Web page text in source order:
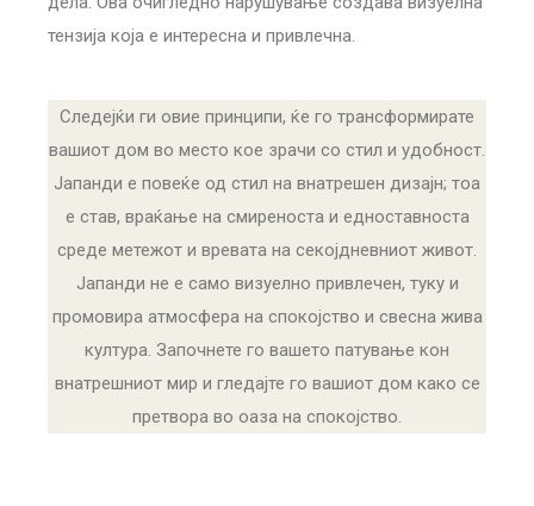
тензија која е интересна и привлечна.
Следејќи ги овие принципи, ќе го трансформирате
вашиот дом во место кое зрачи со стил и удобност.
Јапанди е повеќе од стил на внатрешен дизајн; тоа
е став, враќање на смиреноста и едноставноста
среде метежот и вревата на секојдневниот живот.
Јапанди не е само визуелно привлечен, туку и
промовира атмосфера на спокојство и свесна жива
култура. Започнете го вашето патување кон
внатрешниот мир и гледајте го вашиот дом како се
претвора во оаза на спокојство.